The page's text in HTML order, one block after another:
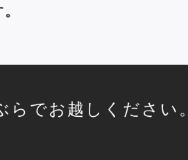
でお越しください。